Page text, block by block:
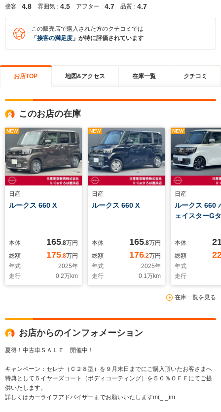
接客 : 4.8 雰囲気 : 4.5 アフター : 4.7 品質 : 4.7
この販売店で購入された方のクチコミでは
「 接客の満足度 」が特に評価されています
お店TOP 地図&アクセス 在庫一覧 クチコミ
このお店の在庫
NEW
日産
ルークス 660 X
本体 165.8万円
総額
175.8万円
年式
2025年
走行
0.2万km
NEW
日産
ルークス 660 X
本体 165.8万円
総額
176.2万円
年式
2025年
走行
0.1万km
NEW
日産
ルークス 660
ェイスターG
本体
総額
年式
走行
在庫一覧を見る
お店からのインフォメーション
夏得！中古車ＳＡＬＥ 開催中！
キャンペーン：セレナ（Ｃ２８型）を９月末日までにご購入頂いたお客さまへ
特典として５イヤーズコート（ボディコーティング）を５０％ＯＦＦにてご提
供いたします。
詳しくはカーライフアドバイザーまでお願いいたしますm(_ _)m